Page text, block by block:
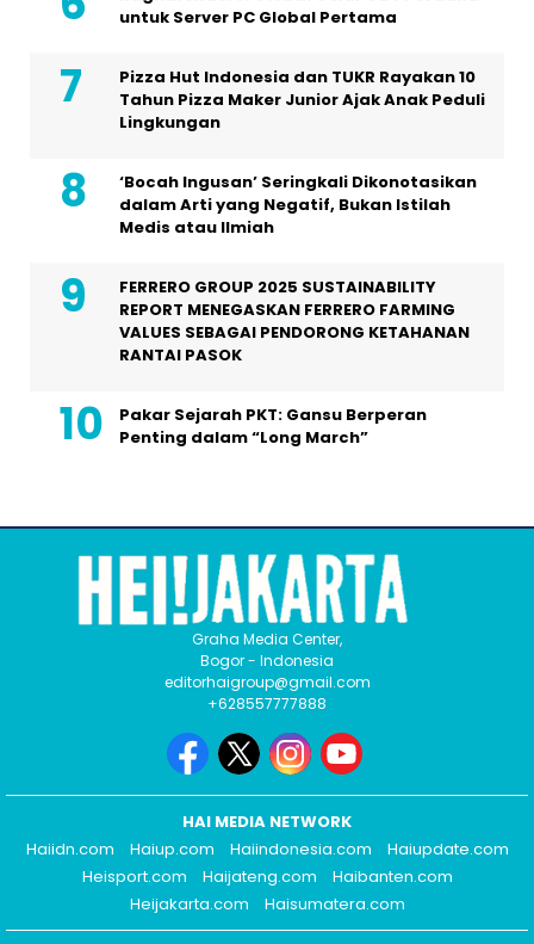
untuk Server PC Global Pertama
Pizza Hut Indonesia dan TUKR Rayakan 10
Tahun Pizza Maker Junior Ajak Anak Peduli
Lingkungan
‘Bocah Ingusan’ Seringkali Dikonotasikan
dalam Arti yang Negatif, Bukan Istilah
Medis atau Ilmiah
FERRERO GROUP 2025 SUSTAINABILITY
REPORT MENEGASKAN FERRERO FARMING
VALUES SEBAGAI PENDORONG KETAHANAN
RANTAI PASOK
Pakar Sejarah PKT: Gansu Berperan
Penting dalam “Long March”
Graha Media Center,
Bogor - Indonesia
editorhaigroup@gmail.com
+628557777888
HAI MEDIA NETWORK
Haiidn.com
Haiup.com Haiindonesia.com
Haiupdate.com
Heisport.com
Haijateng.com
Haibanten.com
Heijakarta.com
Haisumatera.com